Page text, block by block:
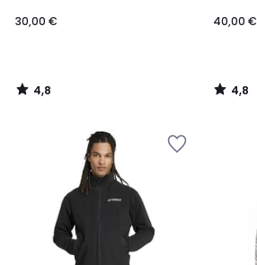
30,00 €
4,8
/
40,00 €
4,8
/